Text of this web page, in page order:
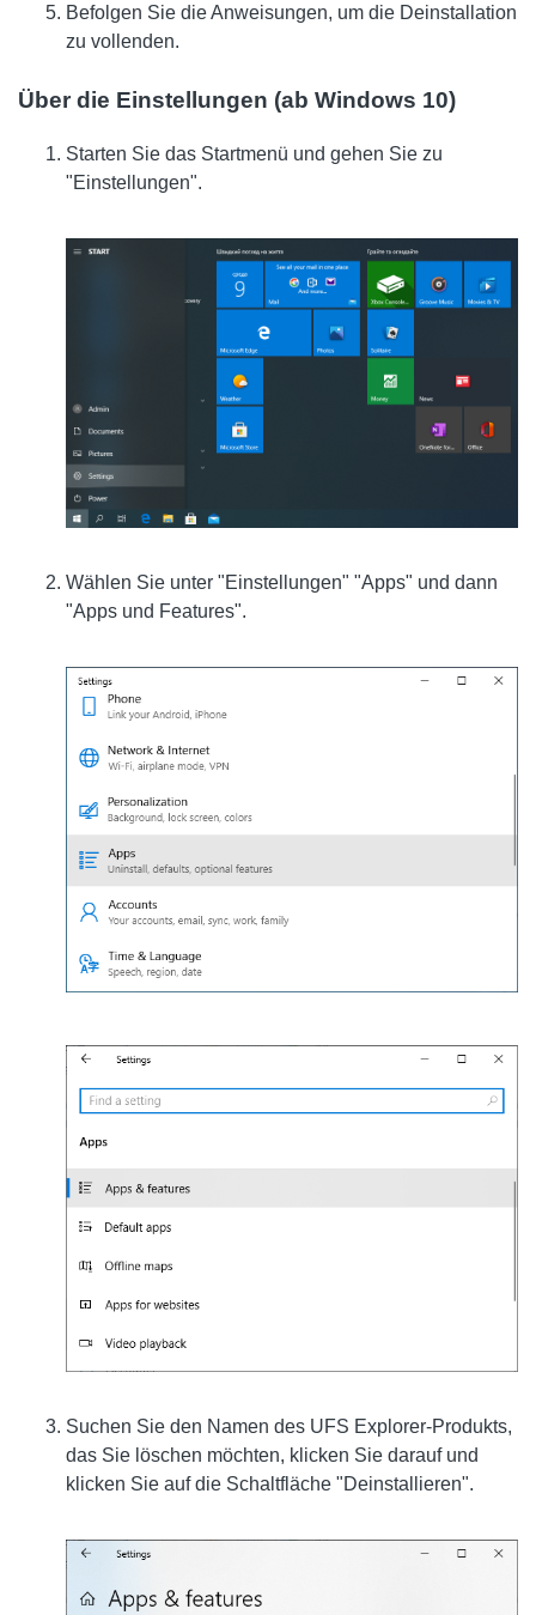
Befolgen Sie die Anweisungen, um die Deinstallation
zu vollenden.
Über die Einstellungen (ab Windows 10)
Starten Sie das Startmenü und gehen Sie zu
"Einstellungen".
Wählen Sie unter "Einstellungen" "Apps" und dann
"Apps und Features".
Suchen Sie den Namen des UFS Explorer-Produkts,
das Sie löschen möchten, klicken Sie darauf und
klicken Sie auf die Schaltfläche "Deinstallieren".